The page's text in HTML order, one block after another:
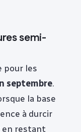
semi-
pour les
septembre.
la base
à durcir
en restant